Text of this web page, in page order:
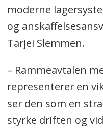
moderne
og
Tarjei Slemmen.
– Rammeavtalen
representerer en
ser den som en
styrke driften og